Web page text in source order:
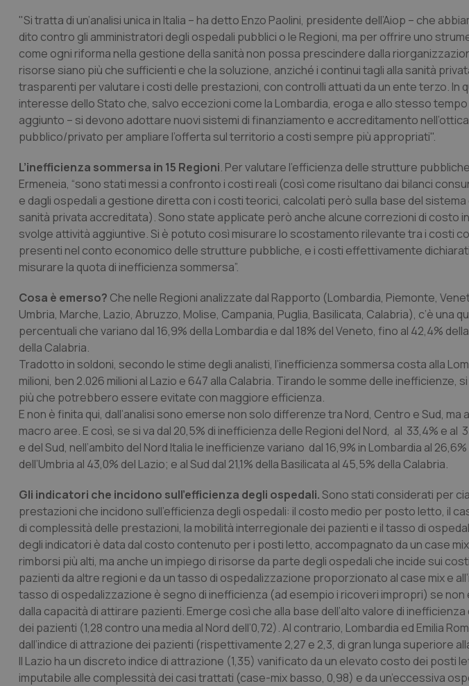
"Si tratta di un’analisi unica in Italia – ha detto Enzo Paolini, presidente dell’Aiop – che
dito contro gli amministratori degli ospedali pubblici o le Regioni, ma per offrire uno
come ogni riforma nella gestione della sanità non possa prescindere dalla
risorse siano più che sufficienti e che la soluzione, anziché i continui tagli alla sanità
trasparenti per valutare i costi delle prestazioni, con controlli attuati da un ente terzo. In
interesse dello Stato che, salvo eccezioni come la Lombardia, eroga e allo stesso
aggiunto – si devono adottare nuovi sistemi di finanziamento e accreditamento
pubblico/privato per ampliare l’offerta sul territorio a costi sempre più appropriati".
L’inefficienza sommersa in 15 Regioni. Per valutare l’efficienza delle strutture
Ermeneia, “sono stati messi a confronto i costi reali (così come risultano dai bilanci
e dagli ospedali a gestione diretta con i costi teorici, calcolati però sulla base del
sanità privata accreditata). Sono state applicate però anche alcune correzioni di costo
svolge attività aggiuntive. Si è potuto così misurare lo scostamento rilevante tra i costi
presenti nel conto economico delle strutture pubbliche, e i costi effettivamente
misurare la quota di inefficienza sommersa”.
Cosa è emerso? Che nelle Regioni analizzate dal Rapporto (Lombardia, Piemonte,
Umbria, Marche, Lazio, Abruzzo, Molise, Campania, Puglia, Basilicata, Calabria), c’è una
percentuali che variano dal 16,9% della Lombardia e dal 18% del Veneto, fino al 42,4%
della Calabria.
Tradotto in soldoni, secondo le stime degli analisti, l’inefficienza sommersa costa alla
milioni, ben 2.026 milioni al Lazio e 647 alla Calabria. Tirando le somme delle inefficienze,
più che potrebbero essere evitate con maggiore efficienza.
E non è finita qui, dall’analisi sono emerse non solo differenzetra Nord, Centro e Sud, ma
macro aree. E così, se si va dal 20,5% di inefficienza delle Regioni del Nord, al 33,4% e
e del Sud, nell’ambito del Nord Italia le inefficienze variano dal 16,9% in Lombardia al
dell’Umbria al 43,0% del Lazio; e al Sud dal 21,1% della Basilicata al 45,5% della Calabria.
Gli indicatori che incidono sull’efficienza degli ospedali.Sono stati considerati per
prestazioni che incidono sull’efficienza degli ospedali: il costo medio per posto letto, il
di complessità delle prestazioni, la mobilità interregionale dei pazienti e il tasso di
degli indicatori è data dal costo contenuto per i posti letto, accompagnato da un case
rimborsi più alti, ma anche un impiego di risorse da parte degli ospedali che incide sui
pazienti da altre regioni e da un tasso di ospedalizzazione proporzionato al case mixe
tasso di ospedalizzazione è segno di inefficienza (ad esempio i ricoveri impropri) se
dalla capacità di attirare pazienti. Emerge così che alla base dell’alto valore di
dei pazienti (1,28 contro una media al Nord dell’0,72). Al contrario, Lombardia ed Emilia
dall’indice di attrazione dei pazienti (rispettivamente 2,27 e 2,3, di gran lunga superiore
Il Lazio ha un discreto indice di attrazione (1,35) vanificato da un elevato costo dei posti
imputabile alle complessità dei casi trattati (case-mix basso, 0,98) e da un’eccessiva